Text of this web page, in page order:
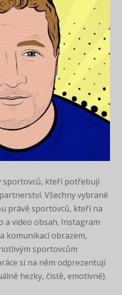
sportovců, kteří potřebují
Všechny vybrané
právě sportovců, kteří na
video obsah. Instagram
komunikaci obrazem,
sportovcům
si na něm odprezentují
hezky, čistě, emotivně).